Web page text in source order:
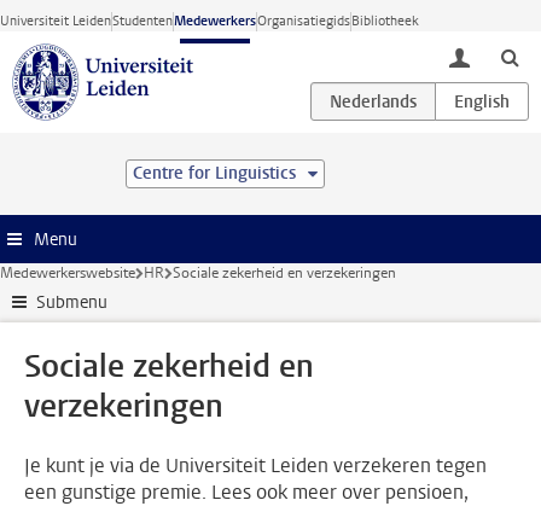
Ga direct naar de inhoud
Universiteit LeidenStudentenMedewerkersOrganisatiegidsBibliotheek
toggle
Centre for Linguistics
Menu
Medewerkerswebsite HR Sociale zekerheid en verzekeringen
Submenu
Sociale zekerheid en
verzekeringen
Je kunt je via de Universiteit Leiden verzekeren tegen
een gunstige premie. Lees ook meer over pensioen,